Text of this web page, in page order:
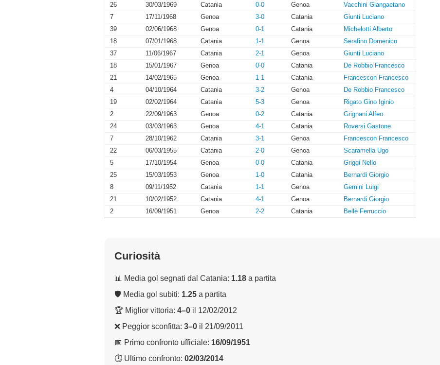
26
30/03/1969 Catania 0-0 Genoa
Vacchini Giangaetano
7
17/11/1968 Genoa 3-0 Catania
Giunti Luciano
39
02/06/1968 Genoa 0-1 Catania
Michelotti Alberto
18
07/01/1968 Catania 1-1 Genoa
Serafino Domenico
37
11/06/1967 Catania 2-1 Genoa
Giunti Luciano
18
15/01/1967 Genoa 0-0 Catania
De Robbio Francesco
21
14/02/1965 Genoa 1-1 Catania
Francescon Francesco
4
04/10/1964 Catania 3-2 Genoa
De Robbio Francesco
19
02/02/1964 Catania 5-3 Genoa
Rigato Gino Iginio
2
22/09/1963 Genoa 0-2 Catania
Grignani Alfeo
24
03/03/1963 Genoa 4-1 Catania
Roversi Gastone
7
28/10/1962 Catania 3-1 Genoa
Francescon Francesco
22
06/03/1955 Catania 2-0 Genoa
Scaramella Ugo
5
17/10/1954 Genoa 0-0 Catania
Griggi Nello
25
15/03/1953 Genoa 1-0 Catania
Bernardi Giorgio
8
09/11/1952 Catania 1-1 Genoa
Gemini Luigi
21
10/02/1952 Catania 4-1 Genoa
Bernardi Giorgio
2
16/09/1951 Genoa 2-2 Catania Bellè Ferruccio
Curiosità
📊 Media gol segnati dal Catania: 1.18 a partita
🛡 Media gol subiti: 1.25 a partita
🏆 Miglior vittoria: 4–0 il 12/02/2012
❌ Peggior sconfitta: 3–0 il 21/09/2011
📅 Primo confronto ufficiale: 16/09/1951
⏱ Ultimo confronto: 02/03/2014